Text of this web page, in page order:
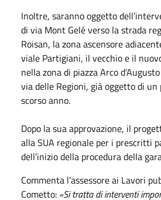
Inoltre, saranno oggetto
di via Mont Gelé verso la strada
Roisan, la zona ascensore
viale Partigiani, il vecchio e il
nella zona di piazza Arco
via delle Regioni, già oggetto di
scorso anno.
Dopo la sua approvazione, il
alla SUA regionale per i prescritti
dell’inizio della procedura della
Commenta l’assessore ai Lavori
Cometto: «Si tratta di interventi